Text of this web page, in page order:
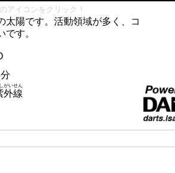
アイコンをクリック！
太陽です。活動領域が多く、コ
です。
外線
がいせん